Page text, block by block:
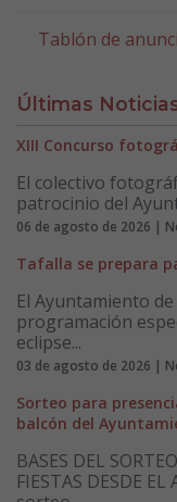
Tablón de
Últimas
XIII Concurso
El colectivo
patrocinio del
06 de agosto de 2026 |
Tafalla se prepara
El Ayuntamiento
programación
eclipse...
03 de agosto de 2026 |
Sorteo para
balcón del
BASES DEL
FIESTAS DESDE